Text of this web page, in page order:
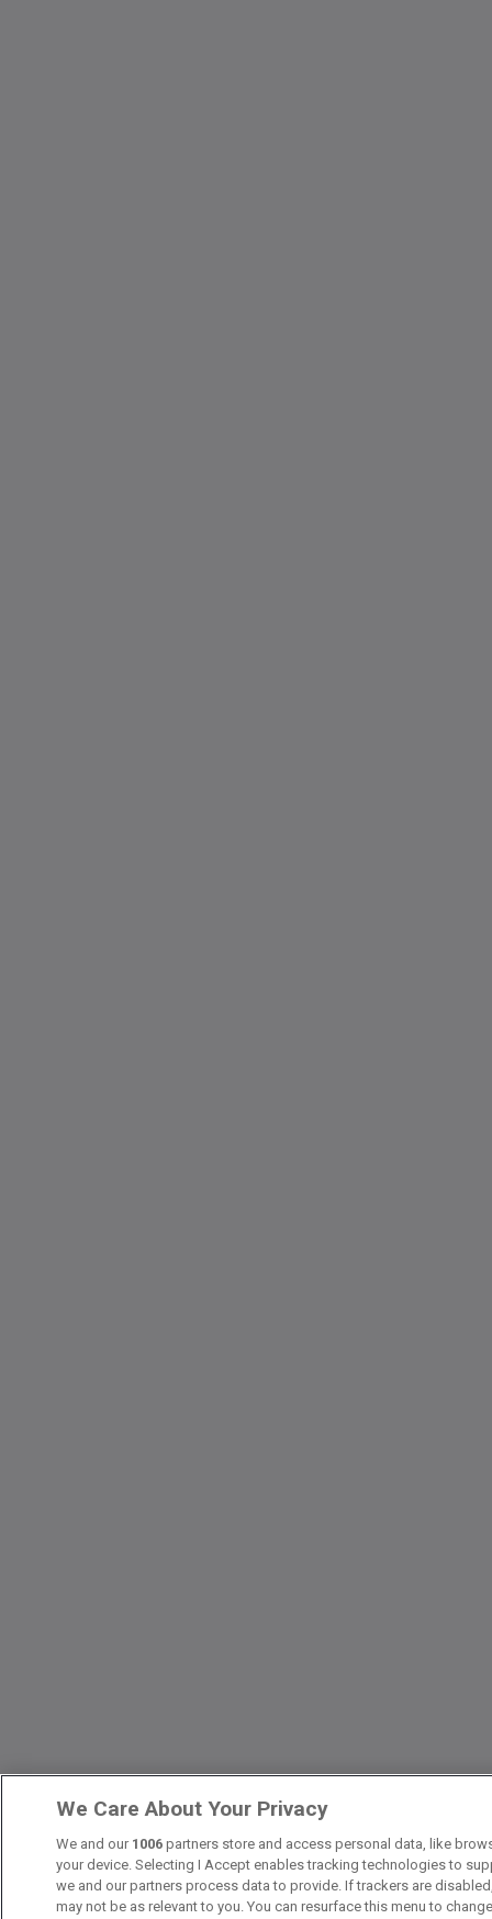
We Care About Your Privacy
We and our 1006partners store and access personal data, like
your device. Selecting I Accept enables tracking technologies to
we and our partners process data to provide. If trackers are
may not be as relevant to you. You can resurface this menu to